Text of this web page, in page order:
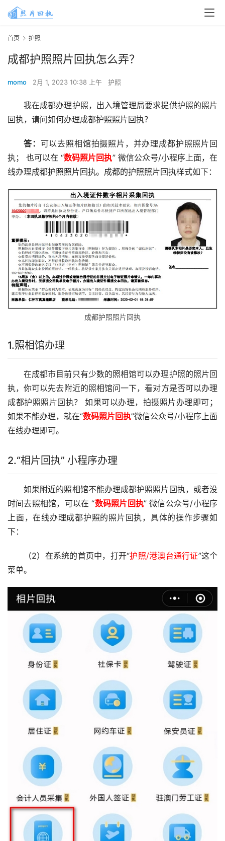
首页 护照
成都护照照片回执怎么弄？
momo 2月 1, 2023 10:38 上午 护照
我在成都办理护照，出入境管理局要求提供护照的照片
回执，请问如何办理成都护照照片回执？
答： 可以去照相馆拍摄照片，并办理成都护照照片回
执； 也可以在 “数码照片回执” 微信公众号/小程序上面，在
线办理成都护照照片回执。成都的护照照片回执样式如下：
成都护照照片回执
1.照相馆办理
在成都市目前只有少数的照相馆可以办理护照的照片回
执，你可以先去附近的照相馆问一下，看对方是否可以办理
成都护照照片回执？ 如果可以办理，拍摄照片办理即可；
如果不能办理，就在“数码照片回执”微信公众号/小程序上面
在线办理即可。
2.“相片回执” 小程序办理
如果附近的照相馆不能办理成都护照照片回执，或者没
时间去照相馆，可以在 “数码照片回执” 微信公众号/小程序
上面，在线办理成都护照的照片回执，具体的操作步骤如
下：
（2）在系统的首页中，打开“护照/港澳台通行证”这个
菜单。